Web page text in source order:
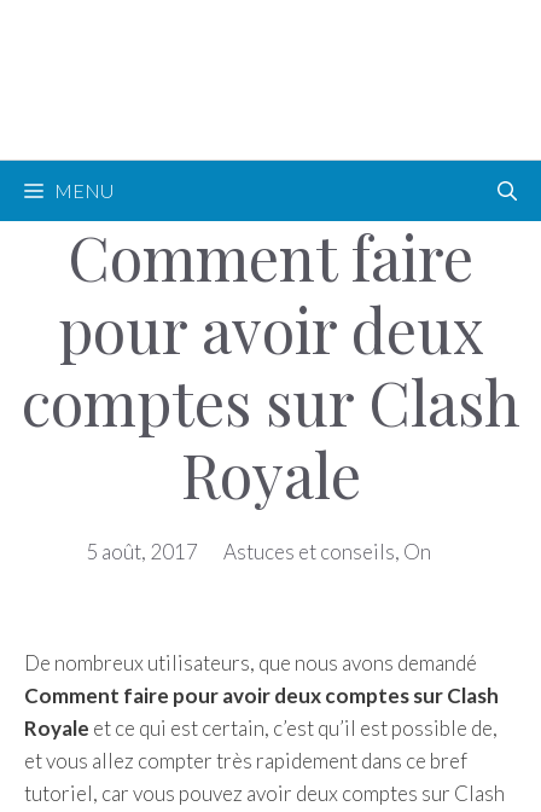
MENU
Comment faire
pour avoir deux
comptes sur Clash
Royale
5 août, 2017 Astuces et conseils, On
De nombreux utilisateurs, que nous avons demandé
Comment faire pour avoir deux comptes sur Clash
Royale et ce qui est certain, c’est qu’il est possible de,
et vous allez compter très rapidement dans ce bref
tutoriel, car vous pouvez avoir deux comptes sur Clash